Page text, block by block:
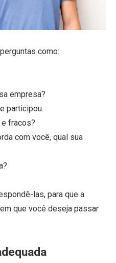
como:
empresa?
participou.
fracos?
com você, qual sua
las, para que a
que você deseja passar